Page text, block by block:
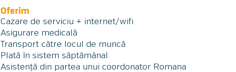
Oferim
Cazare de serviciu + internet/wifi
Asigurare medicală
Transport către locul de muncă
Plată în sistem săptămânal
Asistență din partea unui coordonator Romana